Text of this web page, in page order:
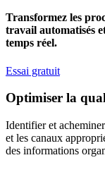
Transformez les
travail automatisés
temps réel.
Essai gratuit
Optimiser la
Identifier et
et les canaux
des informations